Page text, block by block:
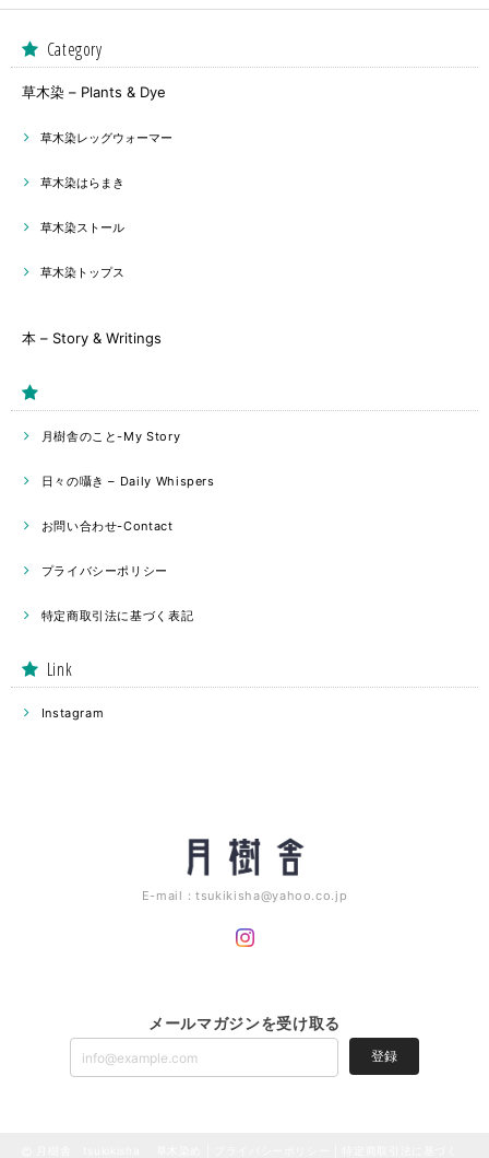
Category
草木染 – Plants & Dye
草木染レッグウォーマー
草木染はらまき
草木染ストール
草木染トップス
本 – Story & Writings
月樹舎のこと-My Story
日々の囁き – Daily Whispers
お問い合わせ-Contact
プライバシーポリシー
特定商取引法に基づく表記
Link
Instagram
E-mail：tsukikisha@yahoo.co.jp
メールマガジンを受け取る
登録